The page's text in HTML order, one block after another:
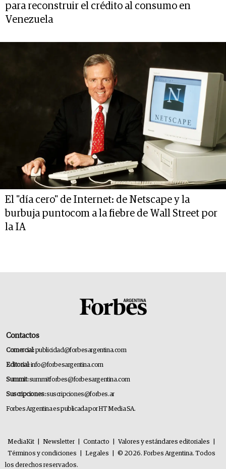
para reconstruir el crédito al consumo en
Venezuela
El "día cero" de Internet: de Netscape y la
burbuja puntocom a la fiebre de Wall Street por
la IA
Contactos
Comercial:publicidad@forbesargentina.com
Editorial:info@forbesargentina.com
Summit:summitforbes@forbesargentina.com
Suscripciones:suscripciones@forbes.ar
Forbes Argentina es publicada por HT Media SA.
MediaKit Newsletter Contacto Valores y estándares editoriales
Términos y condiciones
Legales
© 2026. Forbes Argentina. Todos
los derechos reservados.